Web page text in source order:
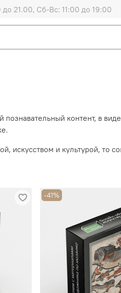
21.00, Сб-Вс: 11:00 до 19:00
познавательный контент, в
искусством и культурой, то
-41%